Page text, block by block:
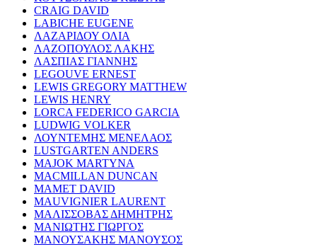
CRAIG DAVID
LABICHE EUGENE
ΛΑΖΑΡΙΔΟΥ ΟΛΙΑ
ΛΑΖΟΠΟΥΛΟΣ ΛΑΚΗΣ
ΛΑΣΠΙΑΣ ΓΙΑΝΝΗΣ
LEGOUVE ERNEST
LEWIS GREGORY MATTHEW
LEWIS HENRY
LORCA FEDERICO GARCIA
LUDWIG VOLKER
ΛΟΥΝΤΕΜΗΣ ΜΕΝΕΛΑΟΣ
LUSTGARTEN ANDERS
MAJOK MARTYNA
MACMILLAN DUNCAN
MAMET DAVID
MAUVIGNIER LAURENT
ΜΑΛΙΣΣΟΒΑΣ ΔΗΜΗΤΡΗΣ
ΜΑΝΙΩΤΗΣ ΓΙΩΡΓΟΣ
ΜΑΝΟΥΣΑΚΗΣ ΜΑΝΟΥΣΟΣ